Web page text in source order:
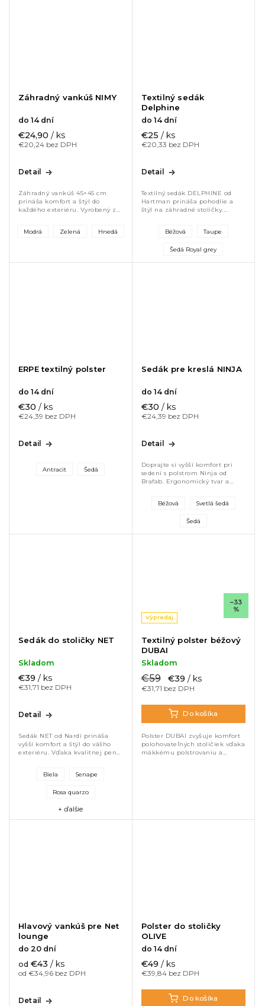
Záhradný vankúš NIMY
do 14 dní
€20,24 bez DPH
€24,90 / ks
Detail
Záhradný vankúš 45×45 cm
prináša komfort a štýl do
každého exteriéru. Vyrobený z
nenáročný na údržbu. Mäkká
Modrá Zelená Hnedá
Textilný sedák
Delphine
do 14 dní
€20,33 bez DPH
€25 / ks
Detail
Textilný sedák DELPHINE od
Hartman prináša pohodlie a
štýl na záhradné stoličky.
vlhkosti a jednoduchá údržba....
Béžová Taupe
Šedá Royal grey
ERPE textilný polster
do 14 dní
€24,39 bez DPH
€30 / ks
Detail
Antracit Šedá
Sedák pre kreslá NINJA
do 14 dní
€24,39 bez DPH
€30 / ks
Detail
Doprajte si vyšší komfort pri
sedení s polstrom Ninja od
Brafab. Ergonomický tvar a
počas dlhého posedenia.
Béžová Svetlá šedá
Šedá
Sedák do stoličky NET
Skladom
€31,71 bez DPH
€39 / ks
Detail
Sedák NET od Nardi prináša
vyšší komfort a štýl do vášho
exteriéru. Vďaka kvalitnej pene
každodenné použitie. Perfektne
Biela Senape
Rosa quarzo
+ ďalšie
Výpredaj
–33
%
Textilný polster béžový
DUBAI
Skladom
€31,71 bez DPH
€59 €39 / ks
Do košíka
Polster DUBAI zvyšuje komfort
polohovateľných stoličiek vďaka
mäkkému polstrovaniu a
Hlavový vankúš pre Net
lounge
do 20 dní
od €34,96 bez DPH
od €43 / ks
Detail
Polster do stoličky
OLIVE
do 14 dní
€39,84 bez DPH
€49 / ks
Do košíka